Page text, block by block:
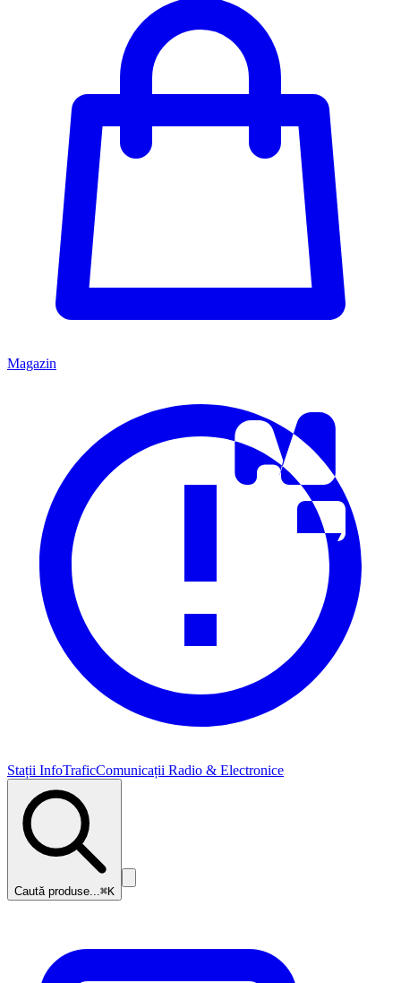
Magazin
Stații InfoTraficComunicații Radio & Electronice
Caută produse...⌘K